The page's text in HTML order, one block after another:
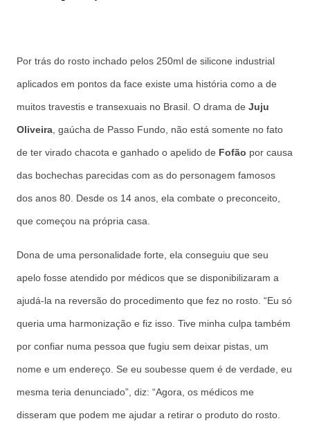
Por trás do rosto inchado pelos 250ml de silicone industrial
aplicados em pontos da face existe uma história como a de
muitos travestis e transexuais no Brasil. O drama de Juju
Oliveira , gaúcha de Passo Fundo, não está somente no fato
de ter virado chacota e ganhado o apelido de Fofão por causa
das bochechas parecidas com as do personagem famosos
dos anos 80. Desde os 14 anos, ela combate o preconceito,
que começou na própria casa.
Dona de uma personalidade forte, ela conseguiu que seu
apelo fosse atendido por médicos que se disponibilizaram a
ajudá-la na reversão do procedimento que fez no rosto. “Eu só
queria uma harmonização e fiz isso. Tive minha culpa também
por confiar numa pessoa que fugiu sem deixar pistas, um
nome e um endereço. Se eu soubesse quem é de verdade, eu
mesma teria denunciado”, diz: “Agora, os médicos me
disseram que podem me ajudar a retirar o produto do rosto.